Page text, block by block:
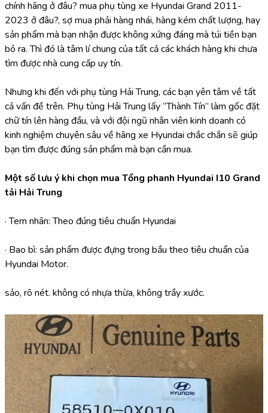
chính hãng ở đâu? mua phụ tùng xe Hyundai Grand 2011-
2023 ở đâu?, sợ mua phải hàng nhái, hàng kém chất lượng, hay
sản phẩm mà bạn nhận được không xứng đáng mà túi tiền bạn
bỏ ra. Thì đó là tâm lí chung của tất cả các khách hàng khi chưa
tìm được nhà cung cấp uy tín.
Nhưng khi đến với phụ tùng Hải Trung, các bạn yên tâm về tất
cả vấn đề trên. Phụ tùng Hải Trung lấy “Thành Tín” làm gốc đặt
chữ tín lên hàng đầu, và với đội ngũ nhân viên kinh doanh có
kinh nghiệm chuyên sâu về hãng xe Hyundai chắc chắn sẽ giúp
bạn tìm được đúng sản phẩm mà bạn cần mua.
Một số lưu ý khi chọn mua Tổng phanh Hyundai I10 Grand
tải Hải Trung
· Tem nhãn: Theo đúng tiêu chuẩn Hyundai
· Bao bì: sản phẩm được đựng trong bầu theo tiêu chuẩn của
Hyundai Motor.
sảo, rõ nét. không có nhựa thừa, không trầy xước.